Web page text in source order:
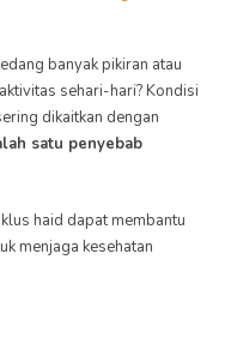
kesehatan seksual.
langkah penting untuk
ereksi.
kesulitan untuk
cukup untuk